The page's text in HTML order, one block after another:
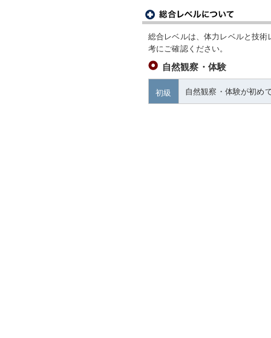
総合レベルは、体力レベルと技
考にご確認ください。
自然観察・体験
初級 自然観察・体験が初め